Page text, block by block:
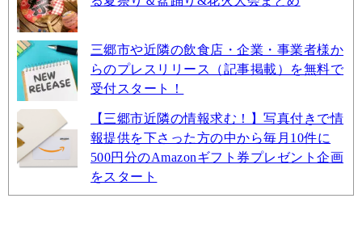
三郷市や近隣の飲食店・企業・事業者様か
らのプレスリリース（記事掲載）を無料で
受付スタート！
【三郷市近隣の情報求む！】写真付きで情
報提供を下さった方の中から毎月10件に
500円分のAmazonギフト券プレゼント企画
をスタート